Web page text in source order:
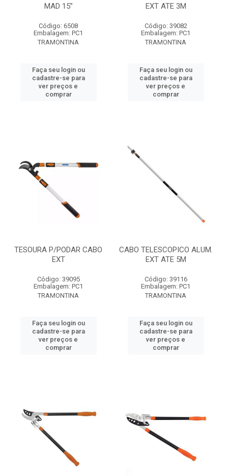
MAD 15”
Código: 6508
Embalagem: PC1
TRAMONTINA
Faça seu login ou
cadastre-se para
ver preços e
comprar
EXT ATE 3M
Código: 39082
Embalagem: PC1
TRAMONTINA
Faça seu login ou
cadastre-se para
ver preços e
comprar
TESOURA P/PODAR CABO
EXT
Código: 39095
Embalagem: PC1
TRAMONTINA
Faça seu login ou
cadastre-se para
ver preços e
comprar
CABO TELESCOPICO ALUM.
EXT ATE 5M
Código: 39116
Embalagem: PC1
TRAMONTINA
Faça seu login ou
cadastre-se para
ver preços e
comprar